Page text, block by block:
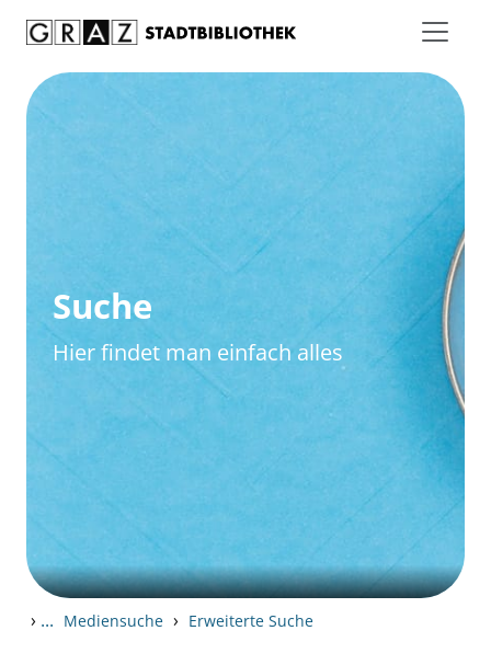
Suche
Hier findet man einfach alles
› ... Mediensuche › Erweiterte Suche